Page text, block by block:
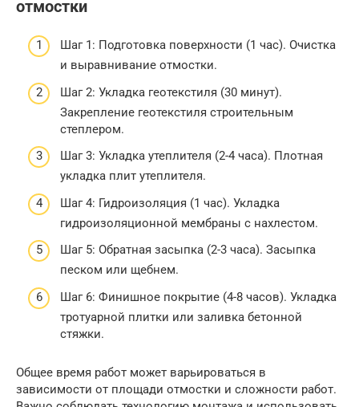
отмостки
Шаг 1: Подготовка поверхности (1 час). Очистка
и выравнивание отмостки.
Шаг 2: Укладка геотекстиля (30 минут).
Закрепление геотекстиля строительным
степлером.
Шаг 3: Укладка утеплителя (2-4 часа). Плотная
укладка плит утеплителя.
Шаг 4: Гидроизоляция (1 час). Укладка
гидроизоляционной мембраны с нахлестом.
Шаг 5: Обратная засыпка (2-3 часа). Засыпка
песком или щебнем.
Шаг 6: Финишное покрытие (4-8 часов). Укладка
тротуарной плитки или заливка бетонной
стяжки.
Общее время работ может варьироваться в
зависимости от площади отмостки и сложности работ.